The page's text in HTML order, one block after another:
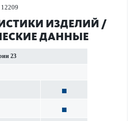
ИЗДЕЛИЙ /
ДАННЫЕ
23